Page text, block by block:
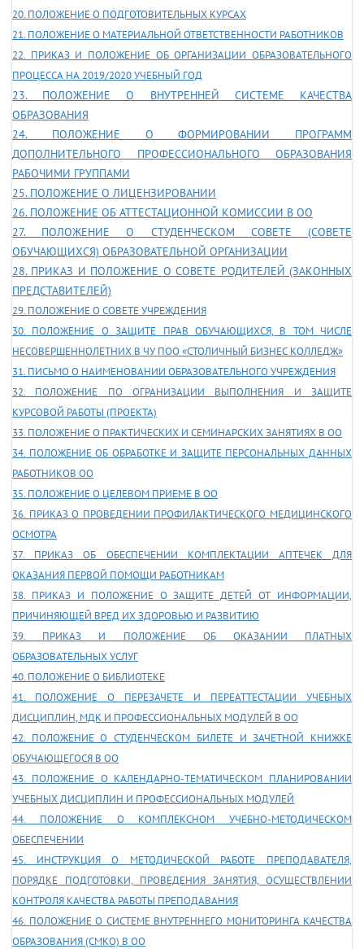
20. ПОЛОЖЕНИЕ О ПОДГОТОВИТЕЛЬНЫХ КУРСАХ
21. ПОЛОЖЕНИЕ О МАТЕРИАЛЬНОЙ ОТВЕТСТВЕННОСТИ РАБОТНИКОВ
22. ПРИКАЗ И ПОЛОЖЕНИЕ ОБ ОРГАНИЗАЦИИ ОБРАЗОВАТЕЛЬНОГО
ПРОЦЕССА НА 2019/2020 УЧЕБНЫЙ ГОД
23. ПОЛОЖЕНИЕ О ВНУТРЕННЕЙ СИСТЕМЕ КАЧЕСТВА
ОБРАЗОВАНИЯ
24. ПОЛОЖЕНИЕ О ФОРМИРОВАНИИ ПРОГРАММ
ДОПОЛНИТЕЛЬНОГО ПРОФЕССИОНАЛЬНОГО ОБРАЗОВАНИЯ
РАБОЧИМИ ГРУППАМИ
25. ПОЛОЖЕНИЕ О ЛИЦЕНЗИРОВАНИИ
26. ПОЛОЖЕНИЕ ОБ АТТЕСТАЦИОННОЙ КОМИССИИ В ОО
27. ПОЛОЖЕНИЕ О СТУДЕНЧЕСКОМ СОВЕТЕ (СОВЕТЕ
ОБУЧАЮЩИХСЯ) ОБРАЗОВАТЕЛЬНОЙ ОРГАНИЗАЦИИ
28. ПРИКАЗ И ПОЛОЖЕНИЕ О СОВЕТЕ РОДИТЕЛЕЙ (ЗАКОННЫХ
ПРЕДСТАВИТЕЛЕЙ)
29. ПОЛОЖЕНИЕ О СОВЕТЕ УЧРЕЖДЕНИЯ
30. ПОЛОЖЕНИЕ О ЗАЩИТЕ ПРАВ ОБУЧАЮЩИХСЯ, В ТОМ ЧИСЛЕ
НЕСОВЕРШЕННОЛЕТНИХ В ЧУ ПОО «СТОЛИЧНЫЙ БИЗНЕС КОЛЛЕДЖ»
31. ПИСЬМО О НАИМЕНОВАНИИ ОБРАЗОВАТЕЛЬНОГО УЧРЕЖДЕНИЯ
32. ПОЛОЖЕНИЕ ПО ОГРАНИЗАЦИИ ВЫПОЛНЕНИЯ И ЗАЩИТЕ
КУРСОВОЙ РАБОТЫ (ПРОЕКТА)
33. ПОЛОЖЕНИЕ О ПРАКТИЧЕСКИХ И СЕМИНАРСКИХ ЗАНЯТИЯХ В ОО
34. ПОЛОЖЕНИЕ ОБ ОБРАБОТКЕ И ЗАЩИТЕ ПЕРСОНАЛЬНЫХ ДАННЫХ
РАБОТНИКОВ ОО
35. ПОЛОЖЕНИЕ О ЦЕЛЕВОМ ПРИЕМЕ В ОО
36. ПРИКАЗ О ПРОВЕДЕНИИ ПРОФИЛАКТИЧЕСКОГО МЕДИЦИНСКОГО
ОСМОТРА
37. ПРИКАЗ ОБ ОБЕСПЕЧЕНИИ КОМПЛЕКТАЦИИ АПТЕЧЕК ДЛЯ
ОКАЗАНИЯ ПЕРВОЙ ПОМОЩИ РАБОТНИКАМ
38. ПРИКАЗ И ПОЛОЖЕНИЕ О ЗАЩИТЕ ДЕТЕЙ ОТ ИНФОРМАЦИИ,
ПРИЧИНЯЮЩЕЙ ВРЕД ИХ ЗДОРОВЬЮ И РАЗВИТИЮ
39. ПРИКАЗ И ПОЛОЖЕНИЕ ОБ ОКАЗАНИИ ПЛАТНЫХ
ОБРАЗОВАТЕЛЬНЫХ УСЛУГ
40. ПОЛОЖЕНИЕ О БИБЛИОТЕКЕ
41. ПОЛОЖЕНИЕ О ПЕРЕЗАЧЕТЕ И ПЕРЕАТТЕСТАЦИИ УЧЕБНЫХ
ДИСЦИПЛИН, МДК И ПРОФЕССИОНАЛЬНЫХ МОДУЛЕЙ В ОО
42. ПОЛОЖЕНИЕ О СТУДЕНЧЕСКОМ БИЛЕТЕ И ЗАЧЕТНОЙ КНИЖКЕ
ОБУЧАЮЩЕГОСЯ В ОО
43. ПОЛОЖЕНИЕ О КАЛЕНДАРНО-ТЕМАТИЧЕСКОМ ПЛАНИРОВАНИИ
УЧЕБНЫХ ДИСЦИПЛИН И ПРОФЕССИОНАЛЬНЫХ МОДУЛЕЙ
44. ПОЛОЖЕНИЕ О КОМПЛЕКСНОМ УЧЕБНО-МЕТОДИЧЕСКОМ
ОБЕСПЕЧЕНИИ
45. ИНСТРУКЦИЯ О МЕТОДИЧЕСКОЙ РАБОТЕ ПРЕПОДАВАТЕЛЯ,
ПОРЯДКЕ ПОДГОТОВКИ, ПРОВЕДЕНИЯ ЗАНЯТИЯ, ОСУЩЕСТВЛЕНИИ
КОНТРОЛЯ КАЧЕСТВА РАБОТЫ ПРЕПОДАВАНИЯ
46. ПОЛОЖЕНИЕ О СИСТЕМЕ ВНУТРЕННЕГО МОНИТОРИНГА КАЧЕСТВА
ОБРАЗОВАНИЯ (СМКО) В ОО